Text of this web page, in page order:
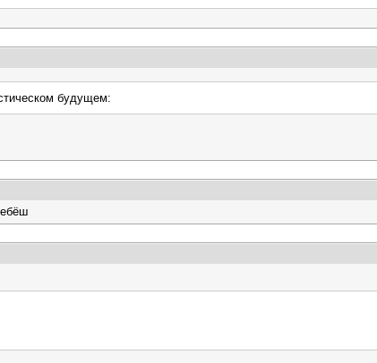
будущем: